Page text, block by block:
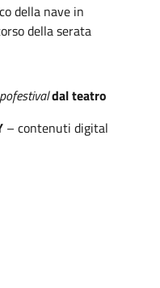
della nave in
della serata
dal teatro
– contenuti digital